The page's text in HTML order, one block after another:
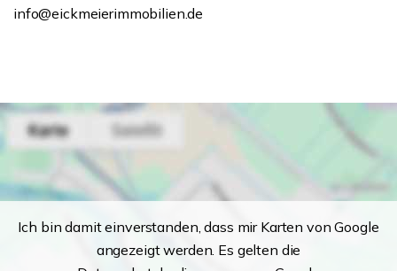
info@eickmeierimmobilien.de
Ich bin damit einverstanden, dass mir Karten von Google
angezeigt werden. Es gelten die